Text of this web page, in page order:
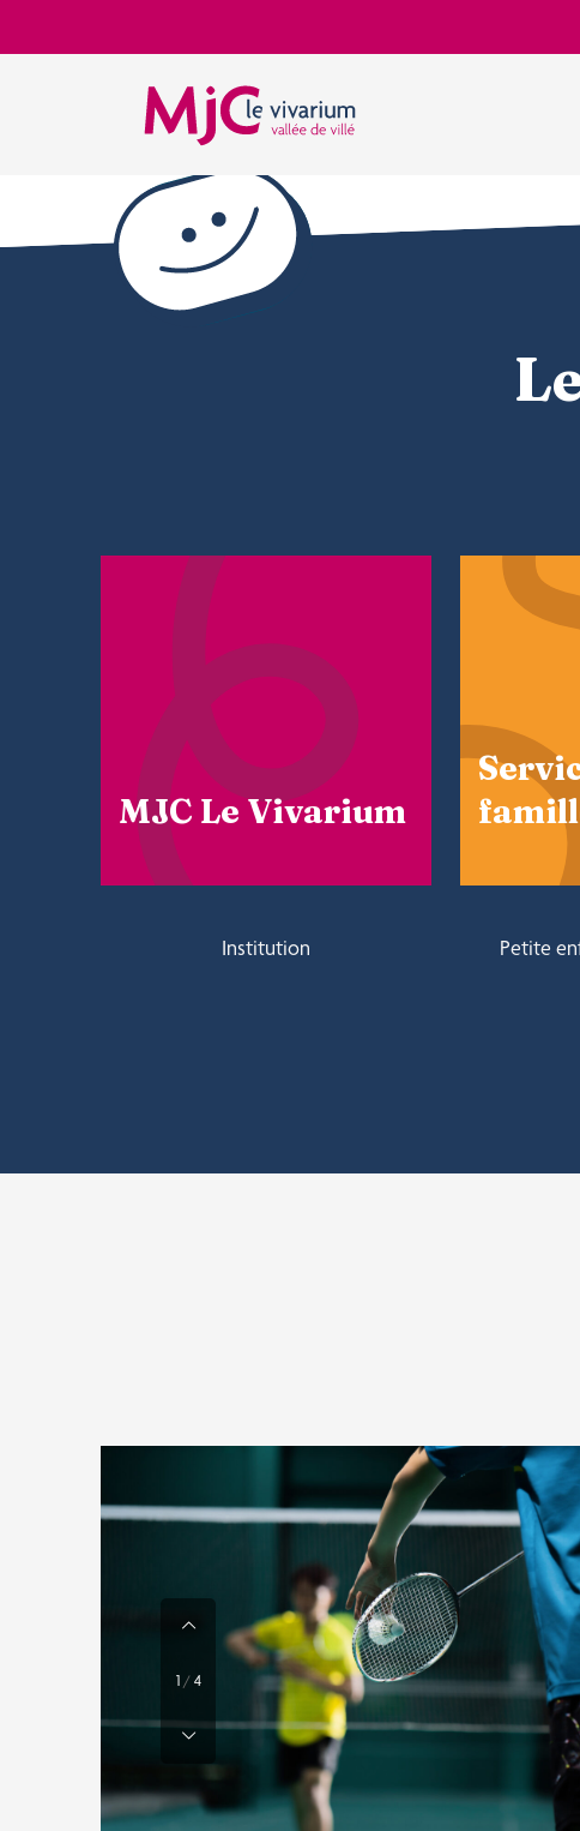
MJC Le Vivarium
Institution Petite
1/ 4